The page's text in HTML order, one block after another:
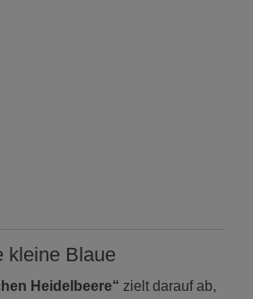
kleine Blaue
Heidelbeere“ zielt darauf ab,